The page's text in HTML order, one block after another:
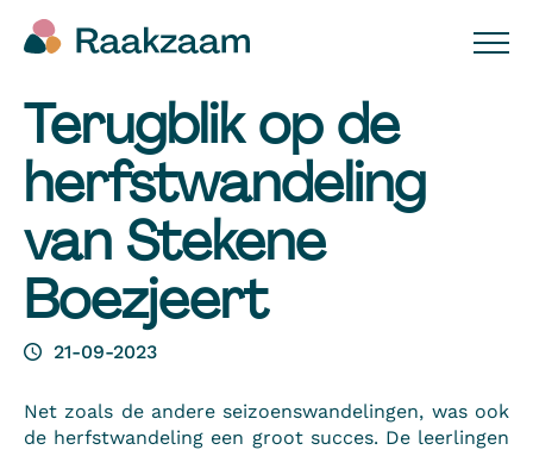
Terugblik op de
herfstwandeling
van Stekene
Boezjeert
21-09-2023
Net zoals de andere seizoenswandelingen, was ook
de herfstwandeling een groot succes. De leerlingen